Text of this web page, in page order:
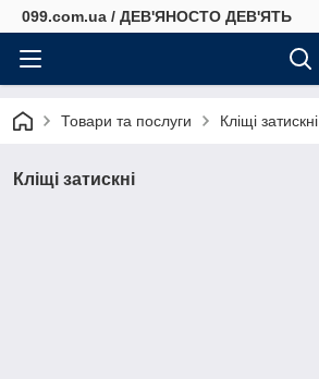
099.com.ua / ДЕВ'ЯНОСТО ДЕВ'ЯТЬ
Товари та послуги Кліщі затискні
Кліщі затискні